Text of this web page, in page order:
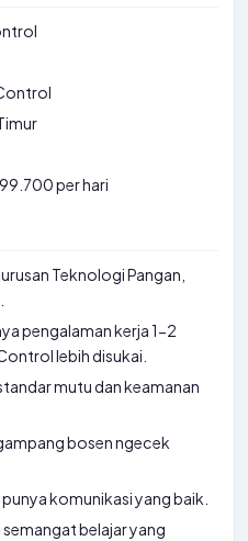
per hari
Teknologi Pangan,
pengalaman kerja 1-2
lebih disukai.
mutu dan keamanan
bosen ngecek
komunikasi yang baik.
belajar yang